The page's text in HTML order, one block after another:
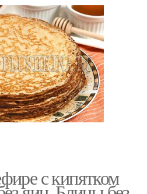
с кипятком